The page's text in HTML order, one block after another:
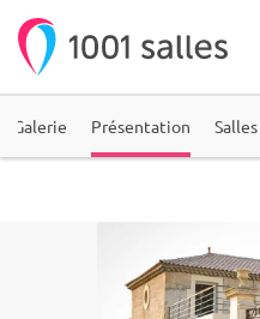
Galerie Présentation Salles